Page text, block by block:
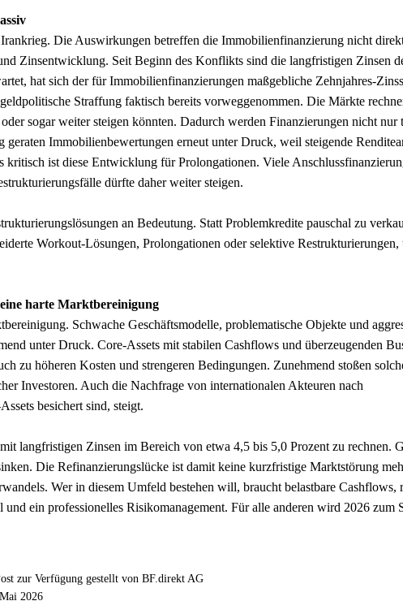
Die Auswirkungen betreffen die Immobilienfinanzierung nicht
Zinsentwicklung. Seit Beginn des Konflikts sind die langfristigen Zinsen
hat sich der für Immobilienfinanzierungen maßgebliche Zehnjahres-
Straffung faktisch bereits vorweggenommen. Die Märkte
sogar weiter steigen könnten. Dadurch werden Finanzierungen nicht nur
Immobilienbewertungen erneut unter Druck, weil steigende
kritisch ist diese Entwicklung für Prolongationen. Viele
dürfte daher weiter steigen.
an Bedeutung. Statt Problemkredite pauschal zu
Workout-Lösungen, Prolongationen oder selektive Restrukturierungen,
harte Marktbereinigung
Schwache Geschäftsmodelle, problematische Objekte und
unter Druck. Core-Assets mit stabilen Cashflows und überzeugenden
zu höheren Kosten und strengeren Bedingungen. Zunehmend stoßen
Investoren. Auch die Nachfrage von internationalen Akteuren nach
besichert sind, steigt.
langfristigen Zinsen im Bereich von etwa 4,5 bis 5,0 Prozent zu rechnen.
Die Refinanzierungslücke ist damit keine kurzfristige Marktstörung
Wer in diesem Umfeld bestehen will, braucht belastbare Cashflows,
ein professionelles Risikomanagement. Für alle anderen wird 2026 zum
zur Verfügung gestellt von BF.direkt AG
2026